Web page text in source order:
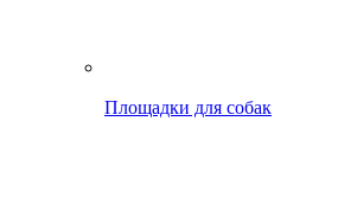
Площадки для собак